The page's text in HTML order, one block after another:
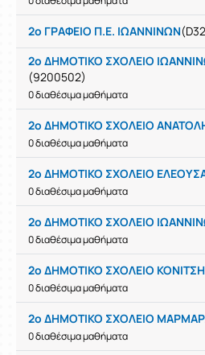
2ο ΓΡΑΦΕΙΟ Π.Ε. ΙΩΑΝΝΙΝΩΝ
2ο ΔΗΜΟΤΙΚΟ ΣΧΟΛΕΙΟ
(9200502)
0 διαθέσιμα μαθήματα
2ο ΔΗΜΟΤΙΚΟ ΣΧΟΛΕΙΟ
0 διαθέσιμα μαθήματα
2ο ΔΗΜΟΤΙΚΟ ΣΧΟΛΕΙΟ
0 διαθέσιμα μαθήματα
2ο ΔΗΜΟΤΙΚΟ ΣΧΟΛΕΙΟ
0 διαθέσιμα μαθήματα
2ο ΔΗΜΟΤΙΚΟ ΣΧΟΛΕΙΟ
0 διαθέσιμα μαθήματα
2ο ΔΗΜΟΤΙΚΟ ΣΧΟΛΕΙΟ
0 διαθέσιμα μαθήματα